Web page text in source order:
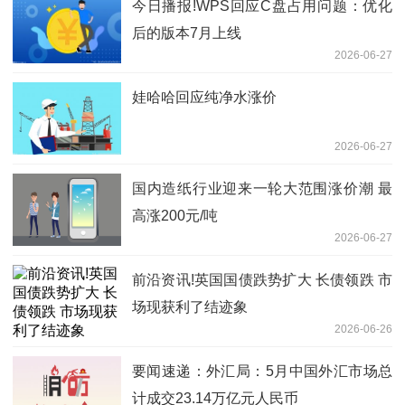
今日播报!WPS回应C盘占用问题：优化
后的版本7月上线
2026-06-27
娃哈哈回应纯净水涨价
2026-06-27
国内造纸行业迎来一轮大范围涨价潮 最
高涨200元/吨
2026-06-27
前沿资讯!英国国债跌势扩大 长债领跌 市
场现获利了结迹象
2026-06-26
要闻速递：外汇局：5月中国外汇市场总
计成交23.14万亿元人民币